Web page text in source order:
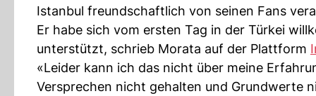
Istanbul freundschaftlich von seinen Fans
Er habe sich vom ersten Tag in der Türkei
unterstützt, schrieb Morata auf der Plattform
«Leider kann ich das nicht über meine
Versprechen nicht gehalten und Grundwerte